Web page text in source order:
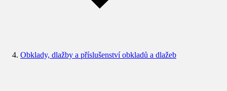
Obklady, dlažby a příslušenství obkladů a dlažeb